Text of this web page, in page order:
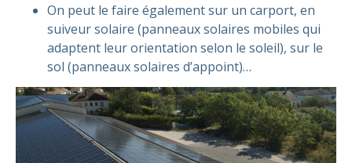
On peut le faire également sur un carport, en
suiveur solaire (panneaux solaires mobiles qui
adaptent leur orientation selon le soleil), sur le
sol (panneaux solaires d’appoint)…